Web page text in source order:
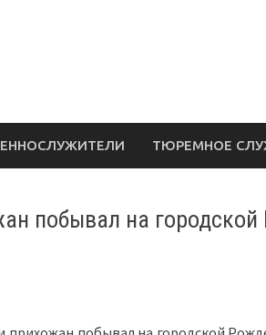
ТЮРЕМНОЕ
побывал на